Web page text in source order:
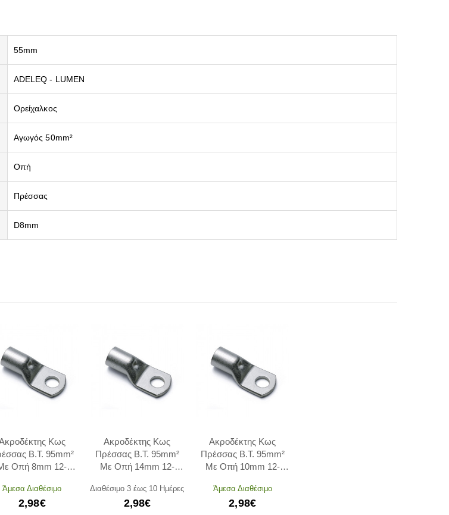
55mm
ADELEQ - LUMEN
Ορείχαλκος
Αγωγός 50mm²
Οπή
Πρέσσας
D8mm
Κως
Β.Τ. 95mm²
Οπή 8mm 12-
Άμεσα Διαθέσιμο
2,98€
Ακροδέκτης Κως
Πρέσσας Β.Τ. 95mm²
Με Οπή 14mm 12-
Διαθέσιμο 3 έως 10 Ημέρες
2,98€
Ακροδέκτης Κως
Πρέσσας Β.Τ. 95mm²
Με Οπή 10mm 12-
Άμεσα Διαθέσιμο
2,98€